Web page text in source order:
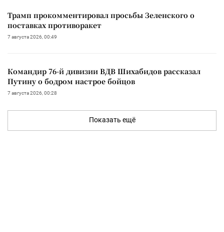
Трамп прокомментировал просьбы Зеленского о
поставках противоракет
7 августа 2026, 00:49
Командир 76-й дивизии ВДВ Шихабидов рассказал
Путину о бодром настрое бойцов
7 августа 2026, 00:28
Показать ещё